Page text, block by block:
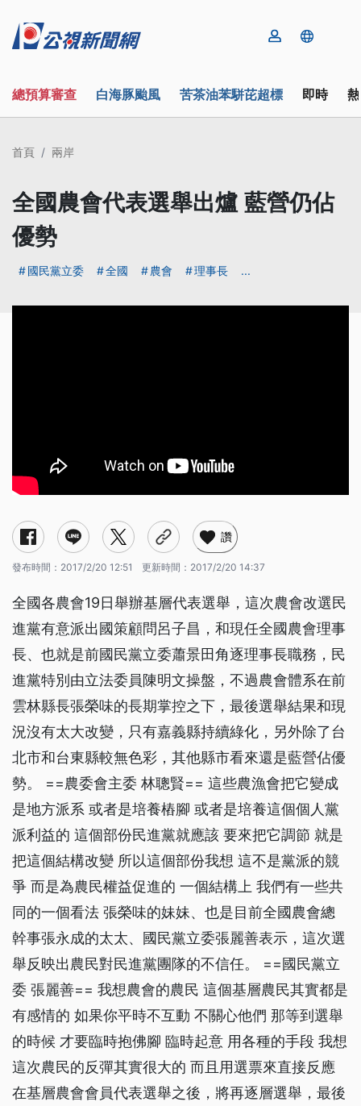
總預算審查 白海豚颱風 苦茶油苯駢芘超標 即時
首頁 兩岸
全國農會代表選舉出爐 藍營仍佔
優勢
國民黨立委 全國 農會 理事長 ...
讚
發布時間： 2017/2/20 12:51 更新時間： 2017/2/20 14:37
全國各農會19日舉辦基層代表選舉，這次農會改選民
進黨有意派出國策顧問呂子昌，和現任全國農會理事
長、也就是前國民黨立委蕭景田角逐理事長職務，民
進黨特別由立法委員陳明文操盤，不過農會體系在前
雲林縣長張榮味的長期掌控之下，最後選舉結果和現
況沒有太大改變，只有嘉義縣持續綠化，另外除了台
北市和台東縣較無色彩，其他縣市看來還是藍營佔優
勢。 ==農委會主委 林聰賢== 這些農漁會把它變成
是地方派系 或者是培養樁腳 或者是培養這個個人黨
派利益的 這個部份民進黨就應該 要來把它調節 就是
把這個結構改變 所以這個部份我想 這不是黨派的競
爭 而是為農民權益促進的 一個結構上 我們有一些共
同的一個看法 張榮味的妹妹、也是目前全國農會總
幹事張永成的太太、國民黨立委張麗善表示，這次選
舉反映出農民對民進黨團隊的不信任。 ==國民黨立
委 張麗善== 我想農會的農民 這個基層農民其實都是
有感情的 如果你平時不互動 不關心他們 那等到選舉
的時候 才要臨時抱佛腳 臨時起意 用各種的手段 我想
這次農民的反彈其實很大的 而且用選票來直接反應
在基層農會會員代表選舉之後，將再逐層選舉，最後